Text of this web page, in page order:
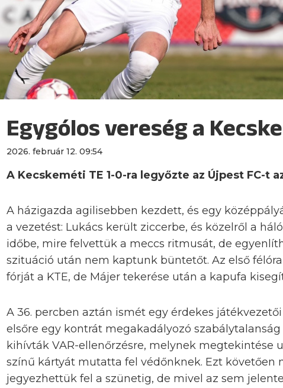
Egygólos vereség a
2026. február 12. 09:54
A Kecskeméti TE 1-0-ra legyőzte az Újpest FC-t
A házigazda agilisebben kezdett, és egy
a vezetést: Lukács került ziccerbe, és közelről a
időbe, mire felvettük a meccs ritmusát, de
szituáció után nem kaptunk büntetőt. Az első
fórját a KTE, de Májer tekerése után a kapufa
A 36. percben aztán ismét egy érdekes
elsőre egy kontrát megakadályozó
kihívták VAR-ellenőrzésre, melynek megtekintése
színű kártyát mutatta fel védőnknek. Ezt követően
jegyezhettük fel a szünetig, de mivel az sem